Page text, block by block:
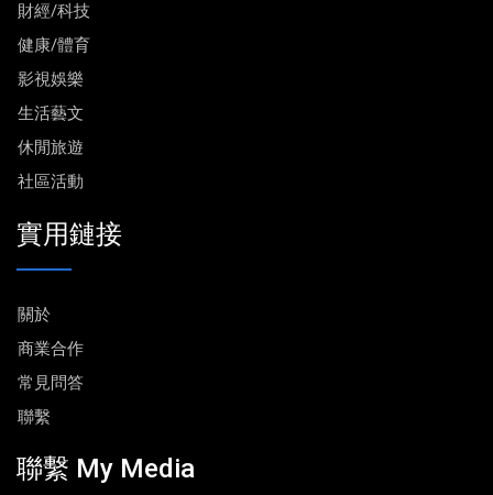
財經/科技
健康/體育
影視娛樂
生活藝文
休閒旅遊
社區活動
實用鏈接
關於
商業合作
常見問答
聯繫
聯繫 My Media